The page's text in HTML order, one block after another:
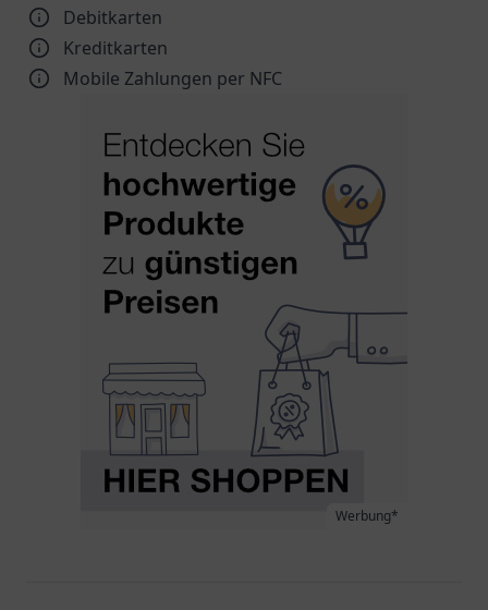
Debitkarten
Kreditkarten
Mobile Zahlungen per NFC
Werbung*